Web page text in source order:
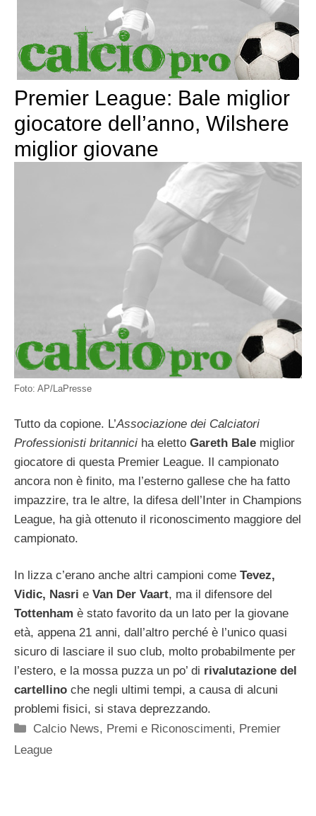
Premier League: Bale miglior
giocatore dell’anno, Wilshere
miglior giovane
Foto: AP/LaPresse
Tutto da copione. L’Associazione dei Calciatori
Professionisti britannici ha eletto Gareth Bale miglior
giocatore di questa Premier League. Il campionato
ancora non è finito, ma l’esterno gallese che ha fatto
impazzire, tra le altre, la difesa dell’Inter in Champions
League, ha già ottenuto il riconoscimento maggiore del
campionato.
In lizza c’erano anche altri campioni come Tevez,
Vidic, Nasri e Van Der Vaart, ma il difensore del
Tottenham è stato favorito da un lato per la giovane
età, appena 21 anni, dall’altro perché è l’unico quasi
sicuro di lasciare il suo club, molto probabilmente per
l’estero, e la mossa puzza un po’ di rivalutazione del
cartellino che negli ultimi tempi, a causa di alcuni
problemi fisici, si stava deprezzando.
Categorie
Calcio News, Premi e Riconoscimenti, Premier
League